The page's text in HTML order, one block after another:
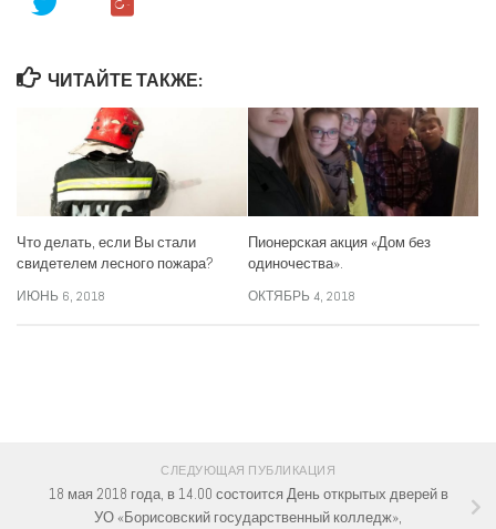
ЧИТАЙТЕ ТАКЖЕ:
Что делать, если Вы стали
свидетелем лесного пожара?
ИЮНЬ 6, 2018
Пионерская акция «Дом без
одиночества».
ОКТЯБРЬ 4, 2018
СЛЕДУЮЩАЯ ПУБЛИКАЦИЯ
18 мая 2018 года, в 14.00 состоится День открытых дверей в
УО «Борисовский государственный колледж»,